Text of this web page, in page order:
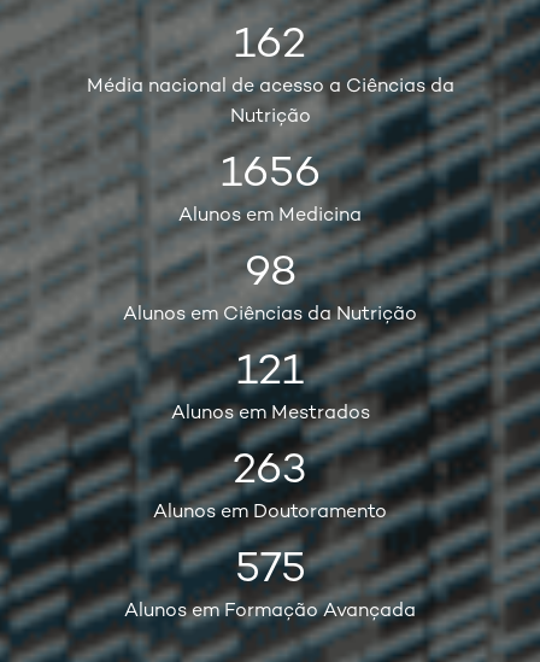
162
Média nacional de acesso a Ciências da
Nutrição
1656
Alunos em Medicina
98
Alunos em Ciências da Nutrição
121
Alunos em Mestrados
263
Alunos em Doutoramento
575
Alunos em Formação Avançada